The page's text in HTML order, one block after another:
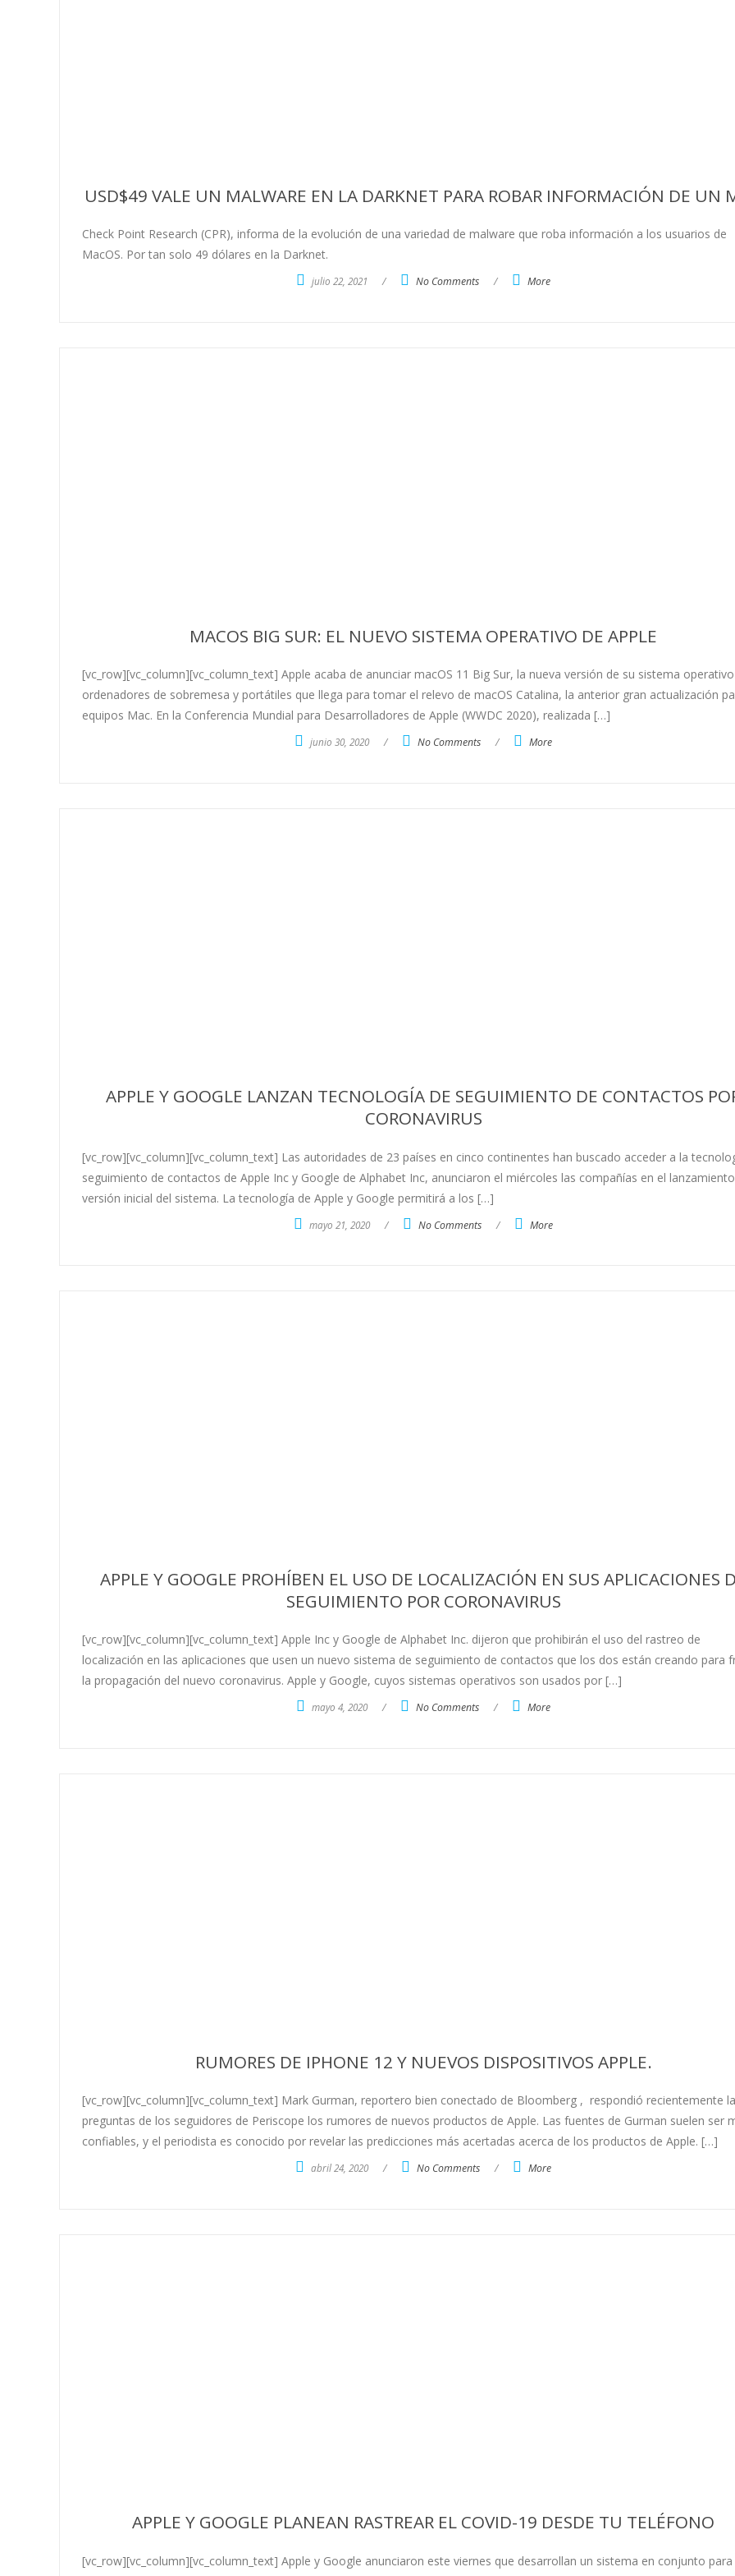
USD$49 VALE UN MALWARE EN LA DARKNET PARA ROBAR INFORMACIÓN DE UN
Check Point Research (CPR), informa de la evolución de una variedad de malware que roba información a los usuarios de
MacOS. Por tan solo 49 dólares en la Darknet.
julio 22, 2021 / No Comments / More
MACOS BIG SUR: EL NUEVO SISTEMA OPERATIVO DE APPLE
[vc_row][vc_column][vc_column_text] Apple acaba de anunciar macOS 11 Big Sur, la nueva versión de su sistema
ordenadores de sobremesa y portátiles que llega para tomar el relevo de macOS Catalina, la anterior gran actualización
equipos Mac. En la Conferencia Mundial para Desarrolladores de Apple (WWDC 2020), realizada […]
junio 30, 2020 / No Comments / More
APPLE Y GOOGLE LANZAN TECNOLOGÍA DE SEGUIMIENTO DE CONTACTOS
CORONAVIRUS
[vc_row][vc_column][vc_column_text] Las autoridades de 23 países en cinco continentes han buscado acceder a la
seguimiento de contactos de Apple Inc y Google de Alphabet Inc, anunciaron el miércoles las compañías en el
versión inicial del sistema. La tecnología de Apple y Google permitirá a los […]
mayo 21, 2020 / No Comments / More
APPLE Y GOOGLE PROHÍBEN EL USO DE LOCALIZACIÓN EN SUS APLICACIONES
SEGUIMIENTO POR CORONAVIRUS
[vc_row][vc_column][vc_column_text] Apple Inc y Google de Alphabet Inc. dijeron que prohibirán el uso del rastreo de
localización en las aplicaciones que usen un nuevo sistema de seguimiento de contactos que los dos están creando para
la propagación del nuevo coronavirus. Apple y Google, cuyos sistemas operativos son usados por […]
mayo 4, 2020 / No Comments / More
RUMORES DE IPHONE 12 Y NUEVOS DISPOSITIVOS APPLE.
[vc_row][vc_column][vc_column_text] Mark Gurman, reportero bien conectado de Bloomberg , respondió recientemente
preguntas de los seguidores de Periscope los rumores de nuevos productos de Apple. Las fuentes de Gurman suelen ser
confiables, y el periodista es conocido por revelar las predicciones más acertadas acerca de los productos de Apple. […]
abril 24, 2020 / No Comments / More
APPLE Y GOOGLE PLANEAN RASTREAR EL COVID-19 DESDE TU TELÉFONO
[vc_row][vc_column][vc_column_text] Apple y Google anunciaron este viernes que desarrollan un sistema en conjunto para